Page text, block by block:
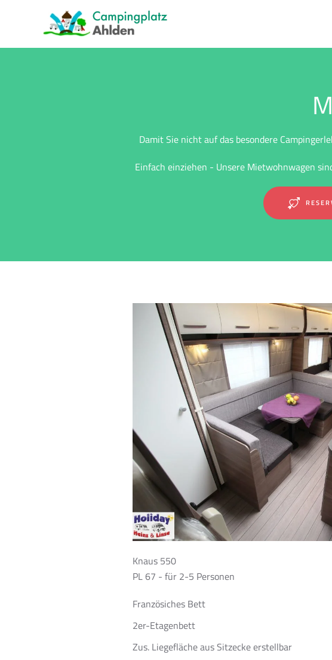
Zum Hauptinhalt springen
Damit Sie nicht auf das besondere
Einfach einziehen - Unsere Mietwohnwagen
Knaus 550
PL 67 - für 2-5 Personen
Französiches Bett
2er-Etagenbett
Zus. Liegefläche aus Sitzecke erstellbar